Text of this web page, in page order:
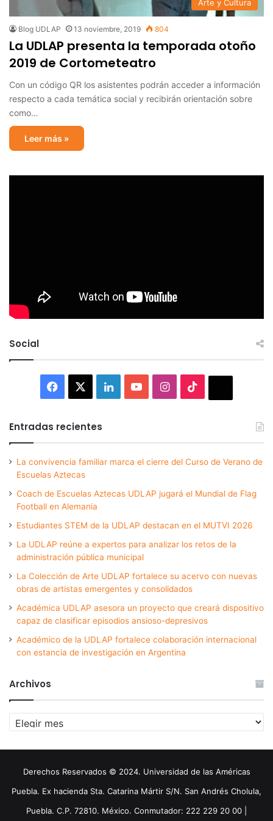
Arte y Cultura
Blog UDLAP 13 noviembre, 2019 804
La UDLAP presenta la temporada otoño
2019 de Cortometeatro
Con un código QR los asistentes podrán acceder a información
respecto a cada temática social y recibirán orientación sobre
como…
Leer más »
Social
Facebook LinkedInYouTubeInstagram
Entradas recientes
La convivencia familiar marca el cierre del Curso de Verano de
Escuelas Aztecas
Coach de Escuelas Aztecas UDLAP jugará el Mundial de Flag
Football en Alemania
Estudiantes STEM de la UDLAP destacan en el MUTVI 2026
La UDLAP reúne a expertos para analizar los retos de la
administración pública municipal
La Colección de Arte UDLAP fortalece su acervo con nuevas
obras de artistas emergentes y consolidados
Académica UDLAP asesora un proyecto que creará dispositivo
capaz de clasificar episodios ansioso-depresivos
Académico de la UDLAP fortalece colaboración internacional
con estancia de investigación en Argentina
Archivos
Archivos
Derechos Reservados © 2024. Universidad de las Américas
Puebla. Ex hacienda Sta. Catarina Mártir S/N. San Andrés Cholula,
Puebla. C.P. 72810. México. Conmutador: 222 229 20 00 |